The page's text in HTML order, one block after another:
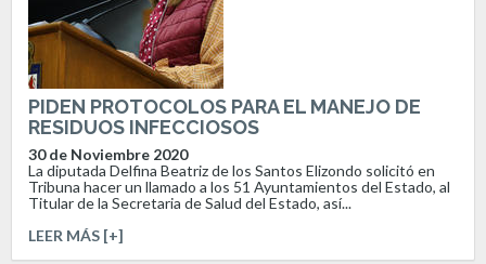
PIDEN PROTOCOLOS PARA EL MANEJO DE
RESIDUOS INFECCIOSOS
30 de Noviembre 2020
La diputada Delfina Beatriz de los Santos Elizondo solicitó en
Tribuna hacer un llamado a los 51 Ayuntamientos del Estado, al
Titular de la Secretaria de Salud del Estado, así...
LEER MÁS [+]